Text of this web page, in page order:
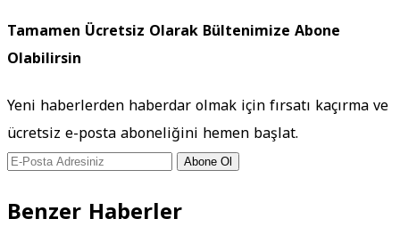
Tamamen Ücretsiz Olarak Bültenimize Abone
Olabilirsin
Yeni haberlerden haberdar olmak için fırsatı kaçırma ve
ücretsiz e-posta aboneliğini hemen başlat.
Abone Ol
Benzer Haberler